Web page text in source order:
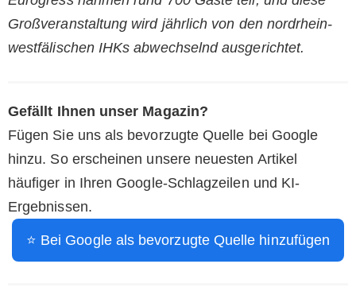
Großveranstaltung wird jährlich von den nordrhein-
westfälischen IHKs abwechselnd ausgerichtet.
Gefällt Ihnen unser Magazin?
Fügen Sie uns als bevorzugte Quelle bei Google
hinzu. So erscheinen unsere neuesten Artikel
häufiger in Ihren Google-Schlagzeilen und KI-
Ergebnissen.
⭐ Bei Google als bevorzugte Quelle hinzufügen